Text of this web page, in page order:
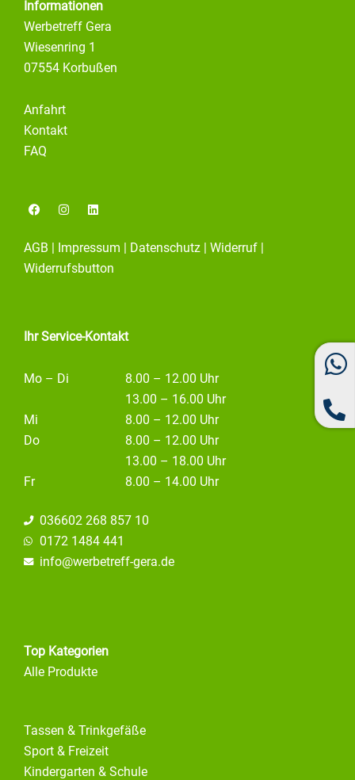
Informationen
Werbetreff Gera
Wiesenring 1
07554 Korbußen
Anfahrt
Kontakt
FAQ
F
a
e
b
o
o
I
n
a
g
r
L
i
e
d
i
AGB Impressum Datenschutz Widerruf
Widerrufsbutton
Ihr Service-Kontakt
Mo – Di
8.00 – 12.00 Uhr
13.00 – 16.00 Uhr
Mi
8.00 – 12.00 Uhr
Do
8.00 – 12.00 Uhr
13.00 – 18.00 Uhr
Fr
8.00 – 14.00 Uhr
036602 268 857 10
0172 1484 441
info@werbetreff-gera.de
Top Kategorien
Alle Produkte
Tassen & Trinkgefäße
Sport & Freizeit
Kindergarten & Schule